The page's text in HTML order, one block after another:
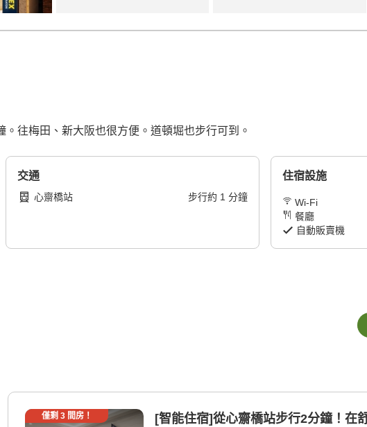
往梅田、新大阪也很方便。道頓堀也步行可到。
交通
心齋橋站 步行約 1 分鐘
住宿設施
Wi-Fi
餐廳
自動販賣機
僅剩 3間房！
[智能住宿]從心齋橋站步行2分鐘！在